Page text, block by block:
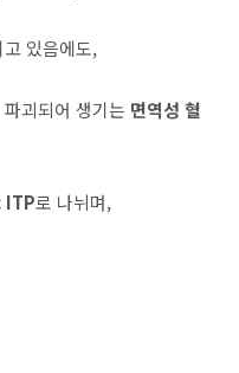
있음에도,
괴되어 생기는 면역성 혈
ITP로 나뉘며,